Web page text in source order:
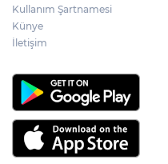
Kullanım Şartnamesi
Künye
İletişim